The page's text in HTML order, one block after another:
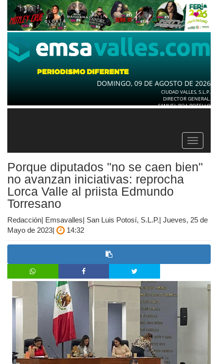
DOMINGO, 09 DE AGOSTO DE 2026
CIUDAD VALLES, S.L.P.
DIRECTOR GENERAL.
SAMUEL ROA BOTELLO
Toggle
Porque diputados "no se caen bien"
no avanzan iniciativas: reprocha
Lorca Valle al priista Edmundo
Torresano
Redacción| Emsavalles| San Luis Potosí, S.L.P.| Jueves, 25 de
Mayo de 2023|
14:32